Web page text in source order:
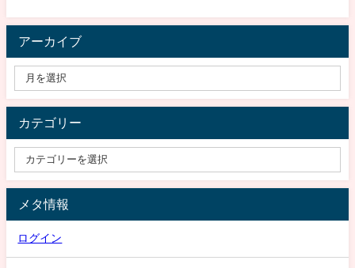
アーカイブ
カテゴリー
メタ情報
ログイン